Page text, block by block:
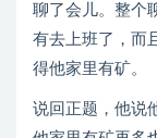
聊了会儿。整个
有去上班了，而
得他家里有矿。
说回正题，他说